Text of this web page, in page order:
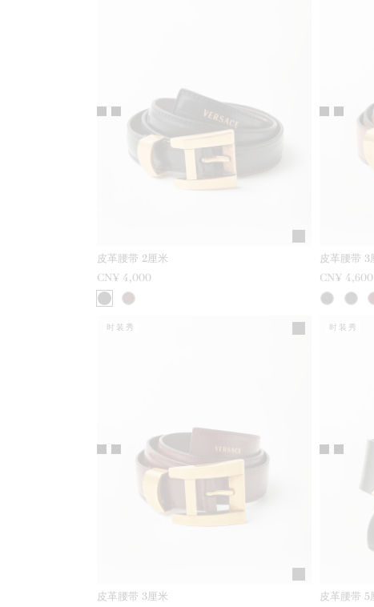
皮革腰带 2厘米
CN¥ 4,000
皮革腰带 3
CN¥ 4,600
皮革腰带 3厘米
时装秀
皮革腰带 5
时装秀